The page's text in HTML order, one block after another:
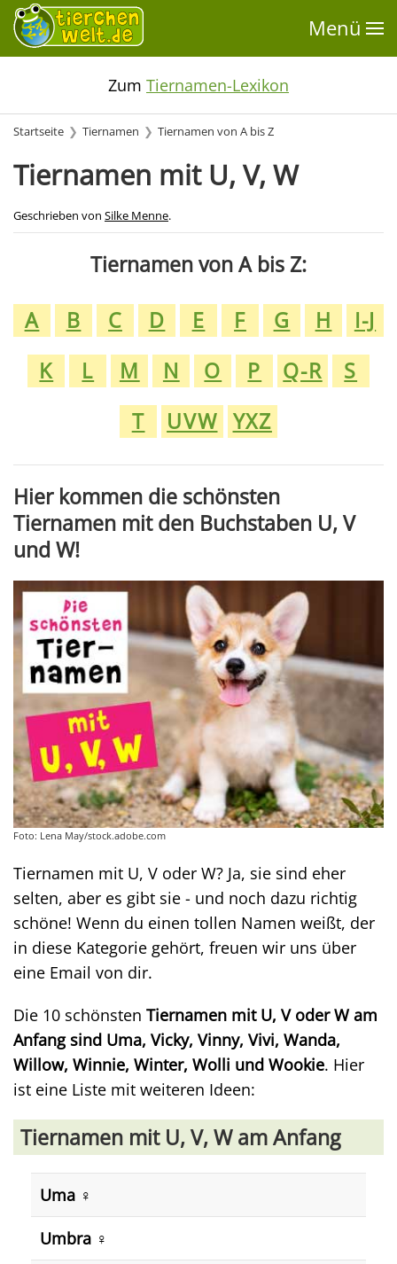
Menü
Zum Tiernamen-Lexikon
Startseite Tiernamen Tiernamen von A bis Z
Tiernamen mit U, V, W
Geschrieben von Silke Menne.
Tiernamen von A bis Z:
A
B C D E F G H
I-J
K
L M N O P Q-R
S
T
UVW YXZ
Hier kommen die schönsten
Tiernamen mit den Buchstaben U, V
und W!
Foto: Lena May/stock.adobe.com
Tiernamen mit U, V oder W? Ja, sie sind eher
selten, aber es gibt sie - und noch dazu richtig
schöne! Wenn du einen tollen Namen weißt, der
in diese Kategorie gehört, freuen wir uns über
eine Email von dir.
Die 10 schönsten Tiernamen mit U, V oder W am
Anfang sind Uma, Vicky, Vinny, Vivi, Wanda,
Willow, Winnie, Winter, Wolli und Wookie. Hier
ist eine Liste mit weiteren Ideen:
Tiernamen mit U, V, W am Anfang
Uma ♀️
Umbra ♀️